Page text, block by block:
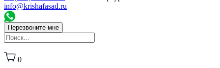
info@krishafasad.ru
Перезвоните мне
0